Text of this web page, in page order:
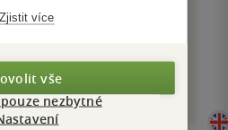
Nedostupné
Zjistit více
vše
nezbytné